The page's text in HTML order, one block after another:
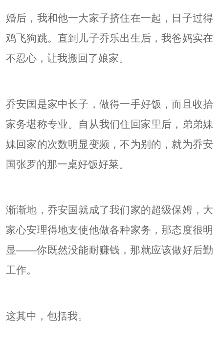
婚后，我和他一大家子挤住在一起，日子过得
鸡飞狗跳。直到儿子乔乐出生后，我爸妈实在
不忍心，让我搬回了娘家。
乔安国是家中长子，做得一手好饭，而且收拾
家务堪称专业。自从我们住回家里后，弟弟妹
妹回家的次数明显变频，不为别的，就为乔安
国张罗的那一桌好饭好菜。
渐渐地，乔安国就成了我们家的超级保姆，大
家心安理得地支使他做各种家务，那态度很明
显——你既然没能耐赚钱，那就应该做好后勤
工作。
这其中，包括我。